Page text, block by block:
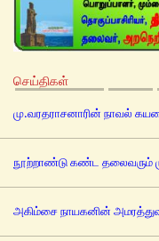
செய்திகள்
மு.வரதராசனாரின் நாவல்
நூற்றாண்டு கண்ட தலைவரும்
அகிம்சை நாயகனின்